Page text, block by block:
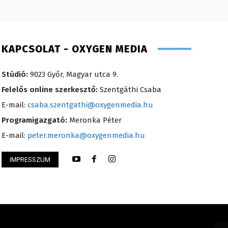
– sales manager – 2017
KAPCSOLAT - OXYGEN MEDIA
Stúdió: 9023 Győr, Magyar utca 9.
Felelős online szerkesztő: Szentgáthi Csaba
E-mail: csaba.szentgathi@oxygenmedia.hu
Programigazgató: Meronka Péter
E-mail: peter.meronka@oxygenmedia.hu
IMPRESSZUM